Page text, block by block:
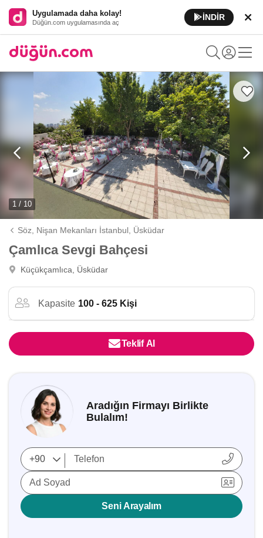
Uygulamada daha kolay!
Düğün.com uygulamasında aç
İNDİR
1 / 10
Söz, Nişan Mekanları İstanbul, Üsküdar
Çamlıca Sevgi Bahçesi
Küçükçamlıca, Üsküdar
Kapasite 100 - 625 Kişi
Teklif Al
Aradığın Firmayı Birlikte
Bulalım!
Ad Soyad
Seni Arayalım